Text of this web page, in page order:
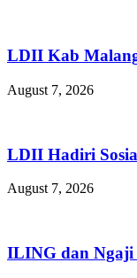
LDII Kab
August 7, 2026
LDII Hadiri
August 7, 2026
ILING dan Ngaji